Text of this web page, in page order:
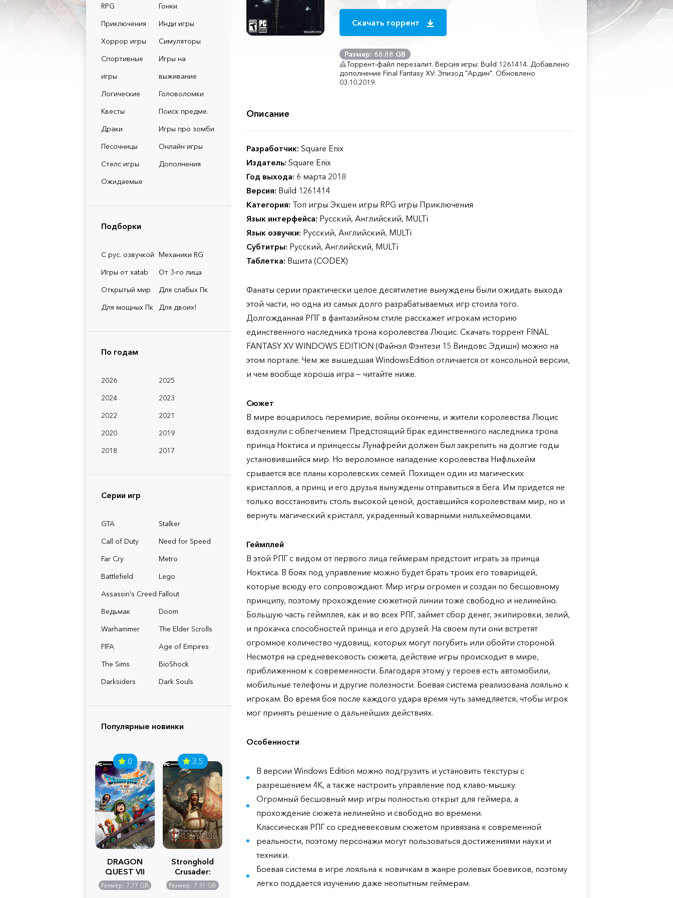
RPG
Гонки
Приключения
Инди игры
Хоррор игры
Симуляторы
Спортивные
игры
Игры на
выживание
Логические
Головоломки
Квесты
Поиск предме.
Драки
Игры про зомби
Песочницы
Онлайн игры
Стелс игры
Дополнения
Ожидаемые
Подборки
С рус. озвучкой Механики RG
Игры от xatab
От 3-го лица
Открытый мир
Для слабых Пк
Для мощных Пк
Для двоих!
По годам
2026
2025
2024
2023
2022
2021
2020
2019
2018
2017
Серии игр
GTA
Stalker
Call of Duty
Need for Speed
Far Cry
Metro
Battlefield
Lego
Assassin's Creed Fallout
Ведьмак
Doom
Warhammer
The Elder Scrolls
FIFA
Age of Empires
The Sims
BioShock
Darksiders
Dark Souls
Популярные новинки
0
DRAGON
QUEST VII
Reimagined
Размер: 7.77 GB
3.5
Stronghold
Crusader:
Definitive
Edition
Размер: 7.31 GB
Скачать торрент
Размер: 68.88 GB
Торрент-файл перезалит. Версия игры: Build 1261414. Добавлено
дополнение Final Fantasy XV: Эпизод "Ардин". Обновлено
03.10.2019.
Описание
Разработчик: Square Enix
Издатель: Square Enix
Год выхода: 6 марта 2018
Версия: Build 1261414
Категория: Топ игры Экшен игры RPG игры Приключения
Язык интерфейса: Русский, Английский, MULTi
Язык озвучки: Русский, Английский, MULTi
Субтитры: Русский, Английский, MULTi
Таблетка: Вшита (CODEX)
Фанаты серии практически целое десятилетие вынуждены были ожидать выхода
этой части, но одна из самых долго разрабатываемых игр стоила того.
Долгожданная РПГ в фантазийном стиле расскажет игрокам историю
единственного наследника трона королевства Люцис. Скачать торрент FINAL
FANTASY XV WINDOWS EDITION (Файнэл Фэнтези 15 Виндовс Эдишн) можно на
этом портале. Чем же вышедшая WindowsEdition отличается от консольной версии,
и чем вообще хороша игра — читайте ниже.
Сюжет
В мире воцарилось перемирие, войны окончены, и жители королевства Люцис
вздохнули с облегчением. Предстоящий брак единственного наследника трона
принца Ноктиса и принцессы Лунафрейи должен был закрепить на долгие годы
установившийся мир. Но вероломное нападение королевства Нифльхейм
срывается все планы королевских семей. Похищен один из магических
кристаллов, а принц и его друзья вынуждены отправиться в бега. Им придется не
только восстановить столь высокой ценой, доставшийся королевствам мир, но и
вернуть магический кристалл, украденный коварными нильхеймовцами.
Геймплей
В этой РПГ с видом от первого лица геймерам предстоит играть за принца
Ноктиса. В боях под управление можно будет брать троих его товарищей,
которые всюду его сопровождают. Мир игры огромен и создан по бесшовному
принципу, поэтому прохождение сюжетной линии тоже свободно и нелинейно.
Большую часть геймплея, как и во всех РПГ, займет сбор денег, экипировки, зелий,
и прокачка способностей принца и его друзей. На своем пути они встретят
огромное количество чудовищ, которых могут погубить или обойти стороной.
Несмотря на средневековость сюжета, действие игры происходит в мире,
приближенном к современности. Благодаря этому у героев есть автомобили,
мобильные телефоны и другие полезности. Боевая система реализована лояльно к
игрокам. Во время боя после каждого удара время чуть замедляется, чтобы игрок
мог принять решение о дальнейших действиях.
Особенности
В версии Windows Edition можно подгрузить и установить текстуры с
разрешением 4К, а также настроить управление под клаво-мышку.
Огромный бесшовный мир игры полностью открыт для геймера, а
прохождение сюжета нелинейно и свободно во времени.
Классическая РПГ со средневековым сюжетом привязана к современной
реальности, поэтому персонажи могут пользоваться достижениями науки и
техники.
Боевая система в игре лояльна к новичкам в жанре ролевых боевиков, поэтому
легко поддается изучению даже неопытным геймерам.